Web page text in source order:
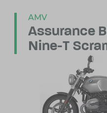
AMV
Assurance
Nine-T